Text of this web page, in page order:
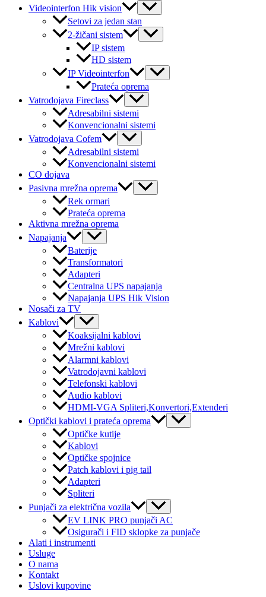
Videointerfon Hik vision
Menu
Toggle
Setovi za jedan stan
2-žičani sistem
Menu
Toggle
IP sistem
HD sistem
IP Videointerfon
Menu
Toggle
Prateća oprema
Vatrodojava Fireclass
Menu
Toggle
Adresabilni sistemi
Konvencionalni sistemi
Vatrodojava Cofem
Menu
Toggle
Adresabilni sistemi
Konvencionalni sistemi
CO dojava
Pasivna mrežna oprema
Menu
Toggle
Rek ormari
Prateća oprema
Aktivna mrežna oprema
Napajanja
Menu
Toggle
Baterije
Transformatori
Adapteri
Centralna UPS napajanja
Napajanja UPS Hik Vision
Nosači za TV
Kablovi
Menu
Toggle
Koaksijalni kablovi
Mrežni kablovi
Alarmni kablovi
Vatrodojavni kablovi
Telefonski kablovi
Audio kablovi
HDMI-VGA Spliteri,Konvertori,Extenderi
Optički kablovi i prateća oprema
Menu
Toggle
Optičke kutije
Kablovi
Optičke spojnice
Patch kablovi i pig tail
Adapteri
Spliteri
Punjači za električna vozila
Menu
Toggle
EV LINK PRO punjači AC
Osigurači i FID sklopke za punjače
Alati i instrumenti
Usluge
O nama
Kontakt
Uslovi kupovine